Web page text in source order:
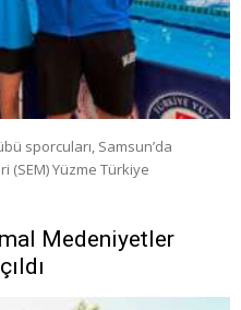
sporcuları, Samsun’da
(SEM) Yüzme Türkiye
Medeniyetler